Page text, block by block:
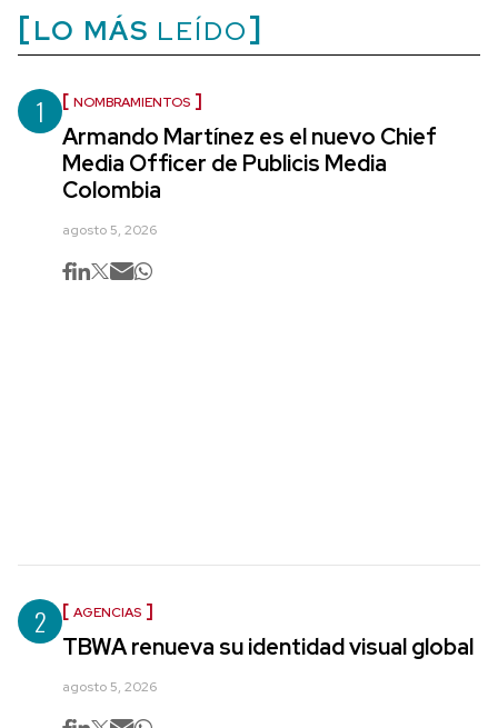
LO MÁS LEÍDO
1 NOMBRAMIENTOS
Armando Martínez es el nuevo Chief
Media Officer de Publicis Media
Colombia
agosto 5, 2026
2 AGENCIAS
TBWA renueva su identidad visual global
agosto 5, 2026